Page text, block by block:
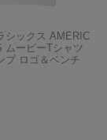
シックス AMERIC
ムービーTシャツ
プ ロゴ＆ベンチ